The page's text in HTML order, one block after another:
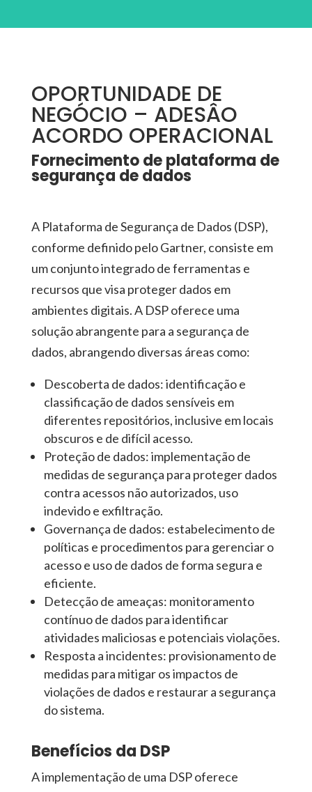
OPORTUNIDADE DE
NEGÓCIO – ADESÂO
ACORDO OPERACIONAL
Fornecimento de plataforma de
segurança de dados
A Plataforma de Segurança de Dados (DSP),
conforme definido pelo Gartner, consiste em
um conjunto integrado de ferramentas e
recursos que visa proteger dados em
ambientes digitais. A DSP oferece uma
solução abrangente para a segurança de
dados, abrangendo diversas áreas como:
Descoberta de dados: identificação e
classificação de dados sensíveis em
diferentes repositórios, inclusive em locais
obscuros e de difícil acesso.
Proteção de dados: implementação de
medidas de segurança para proteger dados
contra acessos não autorizados, uso
indevido e exfiltração.
Governança de dados: estabelecimento de
políticas e procedimentos para gerenciar o
acesso e uso de dados de forma segura e
eficiente.
Detecção de ameaças: monitoramento
contínuo de dados para identificar
atividades maliciosas e potenciais violações.
Resposta a incidentes: provisionamento de
medidas para mitigar os impactos de
violações de dados e restaurar a segurança
do sistema.
Benefícios da DSP
A implementação de uma DSP oferece